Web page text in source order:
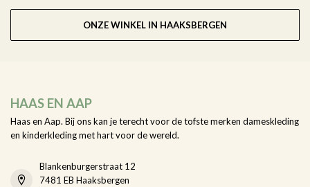
ONZE WINKEL IN HAAKSBERGEN
HAAS EN AAP
Haas en Aap. Bij ons kan je terecht voor de tofste merken dameskleding
en kinderkleding met hart voor de wereld.
Blankenburgerstraat 12
7481 EB Haaksbergen